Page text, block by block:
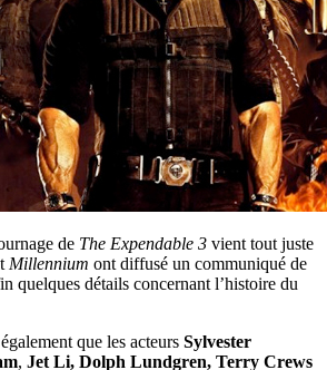
de The Expendable 3 vient tout juste
Millennium ont diffusé un communiqué de
quelques détails concernant l’histoire du
que les acteurs Sylvester
, Jet Li, Dolph Lundgren, Terry Crews